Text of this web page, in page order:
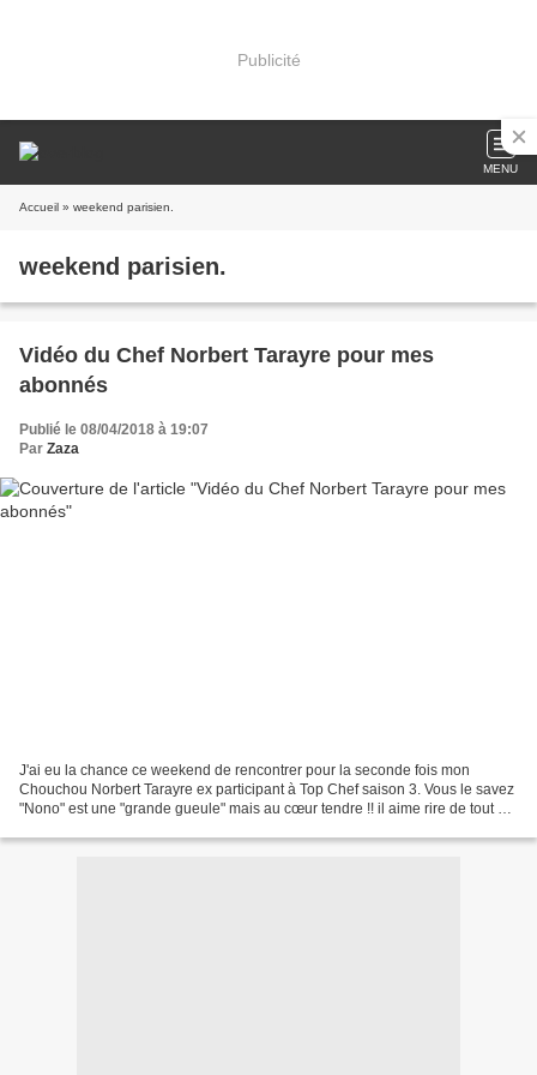
Publicité
MENU
Accueil » weekend parisien.
weekend parisien.
Vidéo du Chef Norbert Tarayre pour mes
abonnés
Publié le 08/04/2018 à 19:07
Par Zaza
J'ai eu la chance ce weekend de rencontrer pour la seconde fois mon
Chouchou Norbert Tarayre ex participant à Top Chef saison 3. Vous le savez
"Nono" est une "grande gueule" mais au cœur tendre !! il aime rire de tout et